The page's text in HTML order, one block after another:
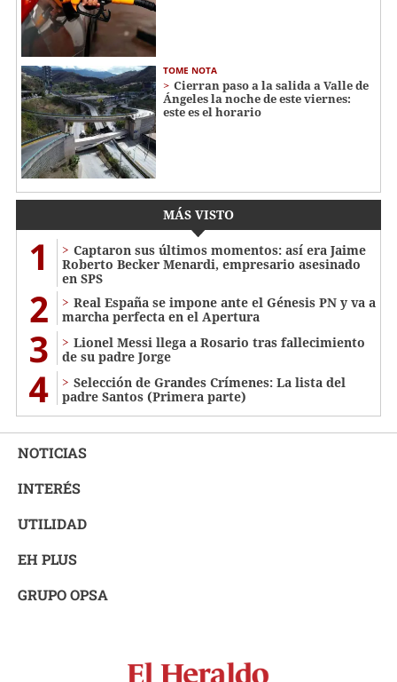
TOME NOTA
Cierran paso a la salida a Valle de
Ángeles la noche de este viernes:
este es el horario
MÁS VISTO
1
Captaron sus últimos momentos: así era Jaime
Roberto Becker Menardi​​​, empresario asesinado
en SPS
2
Real España se impone ante el Génesis PN y va a
marcha perfecta en el Apertura
3
Lionel Messi llega a Rosario tras fallecimiento
de su padre Jorge
4
Selección de Grandes Crímenes: La lista del
padre Santos (Primera parte)
NOTICIAS
INTERÉS
UTILIDAD
EH PLUS
GRUPO OPSA